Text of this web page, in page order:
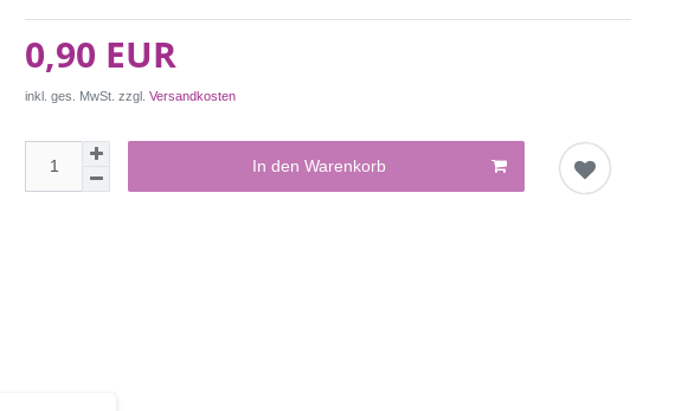
0,90 EUR
inkl. ges. MwSt. zzgl.Versandkosten
In den Warenkorb